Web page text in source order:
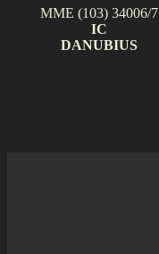
MME (103) 34006/7
IC
DANUBIUS